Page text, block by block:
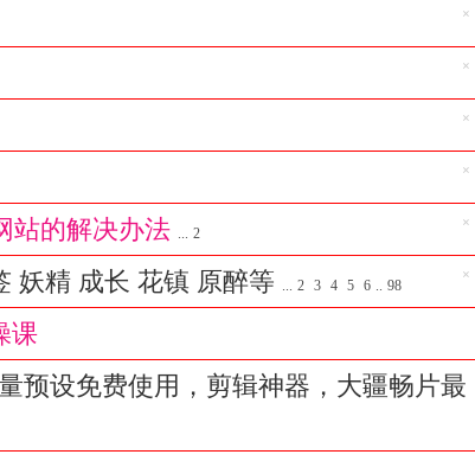
顶
藏
顶
藏
顶
藏
顶
藏
顶
藏
顶
站的解决办法 ... 2
藏
妖精 成长 花镇 原醉等 ... 2 3 4 5 6 .. 98
课
预设免费使用，剪辑神器，大疆畅片最